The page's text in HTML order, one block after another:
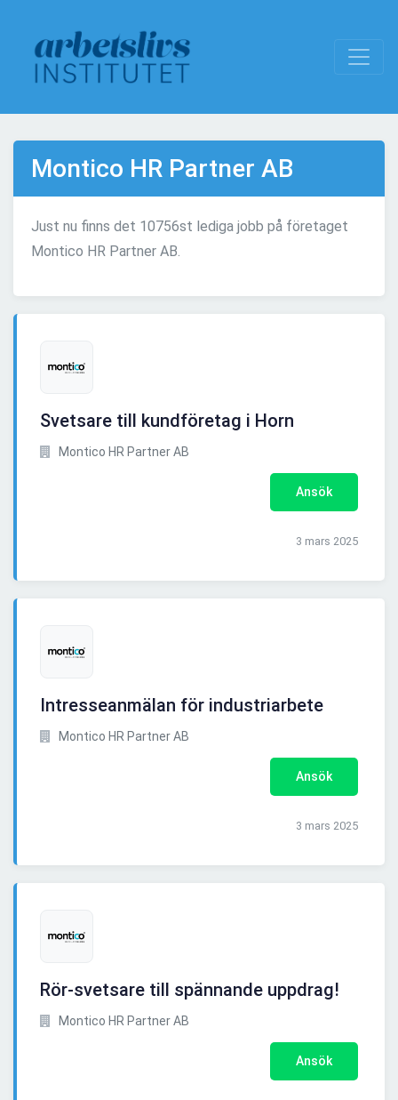
Montico HR Partner AB
Just nu finns det 10756st lediga jobb på företaget
Montico HR Partner AB.
Svetsare till kundföretag i Horn
Montico HR Partner AB
Ansök
3 mars 2025
Intresseanmälan för industriarbete
Montico HR Partner AB
Ansök
3 mars 2025
Rör-svetsare till spännande uppdrag!
Montico HR Partner AB
Ansök